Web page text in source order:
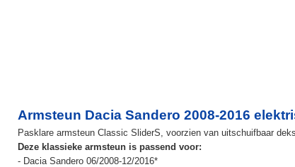
Armsteun Dacia Sandero 2008-2016
Pasklare armsteun Classic SliderS, voorzien van uitschuifbaar
Deze klassieke armsteun is passend voor:
- Dacia Sandero 06/2008-12/2016*